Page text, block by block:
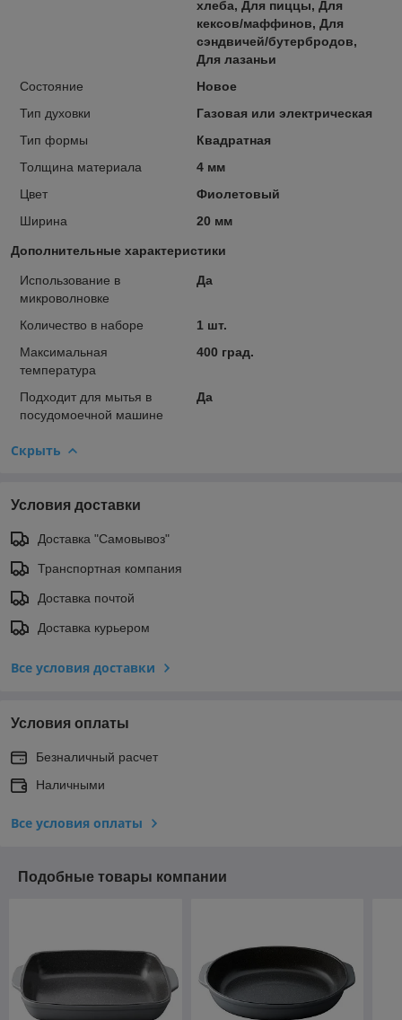
хлеба, Для пиццы, Для
кексов/маффинов, Для
сэндвичей/бутербродов,
Для лазаньи
Состояние
Новое
Тип духовки
Газовая или электрическая
Тип формы
Квадратная
Толщина материала
4 мм
Цвет
Фиолетовый
Ширина
20 мм
Дополнительные характеристики
Использование в
микроволновке
Да
Количество в наборе
1 шт.
Максимальная
температура
400 град.
Подходит для мытья в
посудомоечной машине
Да
Скрыть
Условия доставки
Доставка "Самовывоз"
Транспортная компания
Доставка почтой
Доставка курьером
Все условия доставки
Условия оплаты
Безналичный расчет
Наличными
Все условия оплаты
Подобные товары компании